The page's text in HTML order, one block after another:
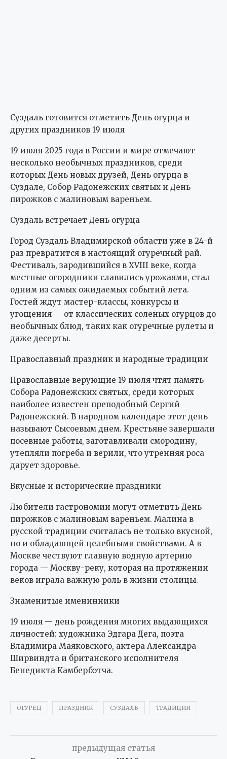
Суздале, Собор Радонежских святых и День
пирожков с малиновым вареньем.
Суздаль встречает День огурца
Город Суздаль Владимирской области уже в 24-й
раз превратится в настоящий огуречный рай.
Фестиваль, зародившийся в XVIII веке, когда
одним из самых ожидаемых событий лета.
угощения — от классических соленых огурцов до
необычных блюд, таких как огуречные рулеты и
даже десерты.
Православный праздник и народные традиции
Православные верующие 19 июля чтят память
Собора Радонежских святых, среди которых
наиболее известен преподобный Сергий
называют Сысоевым днем. Крестьяне завершали
утепляли погреба и верили, что утренняя роса
дарует здоровье.
Вкусные и исторические праздники
Любители гастрономии могут отметить День
пирожков с малиновым вареньем. Малина в
русской традиции считалась не только вкусной,
Москве чествуют главную водную артерию
веков играла важную роль в жизни столицы.
Знаменитые именинники
19 июля — день рождения многих выдающихся
личностей: художника Эдгара Дега, поэта
Владимира Маяковского, актера Александра
Бенедикта Камбербэтча.
ОГУРЕЦ ПРАЗДНИК СУЗДАЛЬ ТРАДИЦИИ
нелегальных лекарств